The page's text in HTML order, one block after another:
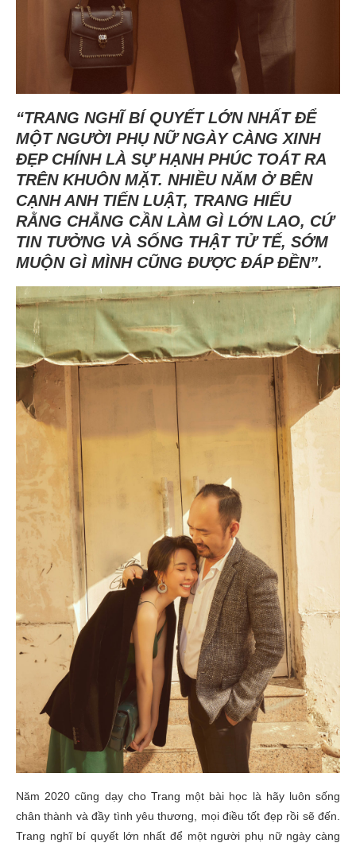
“TRANG NGHĨ BÍ QUYẾT LỚN NHẤT ĐỂ
MỘT NGƯỜI PHỤ NỮ NGÀY CÀNG XINH
ĐẸP CHÍNH LÀ SỰ HẠNH PHÚC TOÁT RA
TRÊN KHUÔN MẶT. NHIỀU NĂM Ở BÊN
CẠNH ANH TIẾN LUẬT, TRANG HIỂU
RẰNG CHẲNG CẦN LÀM GÌ LỚN LAO, CỨ
TIN TƯỞNG VÀ SỐNG THẬT TỬ TẾ, SỚM
MUỘN GÌ MÌNH CŨNG ĐƯỢC ĐÁP ĐỀN”.
Năm 2020 cũng dạy cho Trang một bài học là hãy luôn sống
chân thành và đầy tình yêu thương, mọi điều tốt đẹp rồi sẽ đến.
Trang nghĩ bí quyết lớn nhất để một người phụ nữ ngày càng